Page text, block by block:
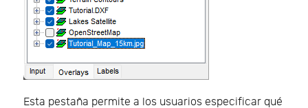
Esta pestaña permite a los usuarios especificar qué